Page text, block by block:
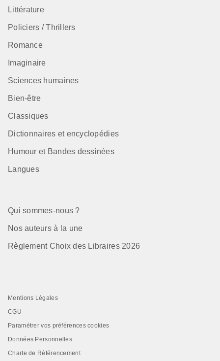
Littérature
Policiers / Thrillers
Romance
Imaginaire
Sciences humaines
Bien-être
Classiques
Dictionnaires et encyclopédies
Humour et Bandes dessinées
Langues
Qui sommes-nous ?
Nos auteurs à la une
Règlement Choix des Libraires 2026
Mentions Légales
CGU
Paramétrer vos préférences cookies
Données Personnelles
Charte de Référencement